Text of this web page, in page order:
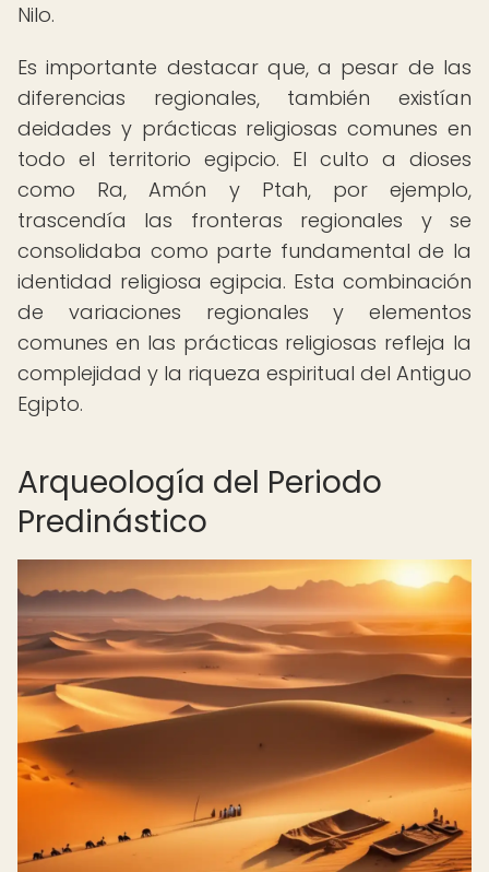
Nilo.
Es importante destacar que, a pesar de las
diferencias regionales, también existían
deidades y prácticas religiosas comunes en
todo el territorio egipcio. El culto a dioses
como Ra, Amón y Ptah, por ejemplo,
trascendía las fronteras regionales y se
consolidaba como parte fundamental de la
identidad religiosa egipcia. Esta combinación
de variaciones regionales y elementos
comunes en las prácticas religiosas refleja la
complejidad y la riqueza espiritual del Antiguo
Egipto.
Arqueología del Periodo
Predinástico